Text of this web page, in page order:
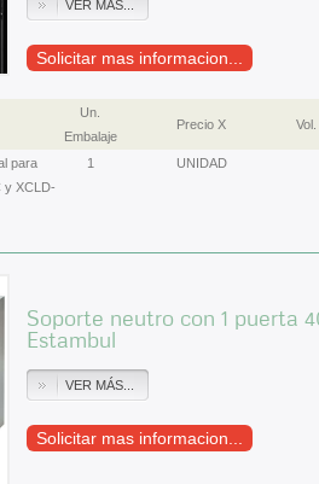
VER MÁS...
Solicitar mas informacion...
Un.
Embalaje
Precio X Vol.
para
y XCLD-
1 UNIDAD
Soporte neutro con 1 puerta
Estambul
VER MÁS...
Solicitar mas informacion...